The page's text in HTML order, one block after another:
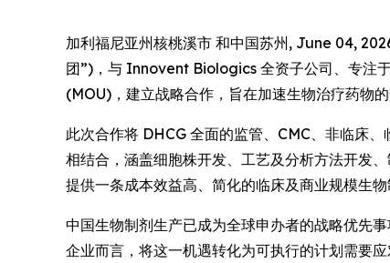
加利福尼亚州核桃溪市 和中国苏州, June 04,
团”)，与 Innovent Biologics 全资子公司、专注
(MOU)，建立战略合作，旨在加速生物治疗药物的
此次合作将 DHCG 全面的监管、CMC、非临床
相结合，涵盖细胞株开发、工艺及分析方法开发
提供一条成本效益高、简化的临床及商业规模生
中国生物制剂生产已成为全球申办者的战略优先
企业而言，将这一机遇转化为可执行的计划需要